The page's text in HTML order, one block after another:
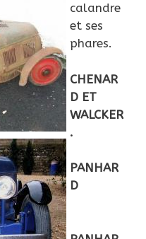
calandre
et ses
phares.
CHENAR
D ET
WALCKER
.
PANHAR
D